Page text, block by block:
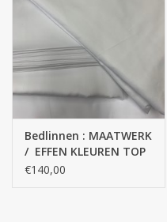
Bedlinnen : MAATWERK
/ EFFEN KLEUREN TOP
KWALITEIT Satin - 100
€140,00